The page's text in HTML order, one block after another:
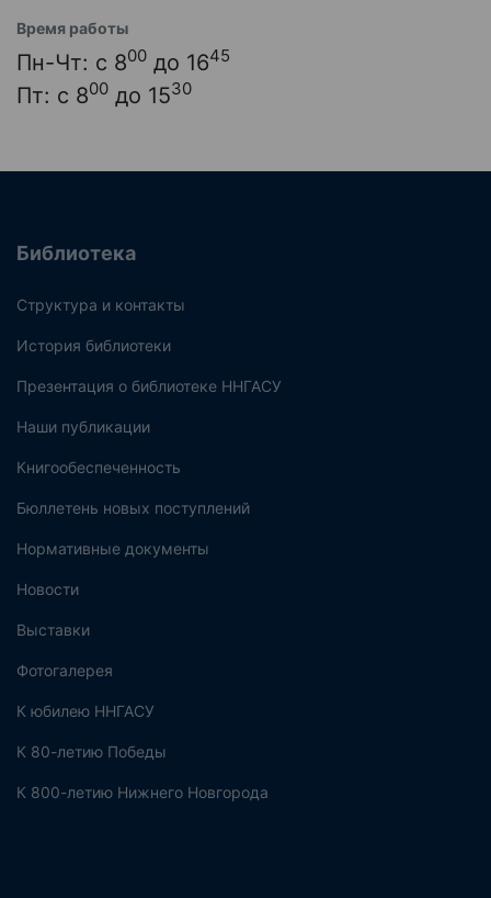
Время работы
Пн-Чт: с 800 до 1645
Пт: с 800 до 1530
Библиотека
Структура и контакты
История библиотеки
Презентация о библиотеке ННГАСУ
Наши публикации
Книгообеспеченность
Бюллетень новых поступлений
Нормативные документы
Новости
Выставки
Фотогалерея
К юбилею ННГАСУ
К 80-летию Победы
К 800-летию Нижнего Новгорода